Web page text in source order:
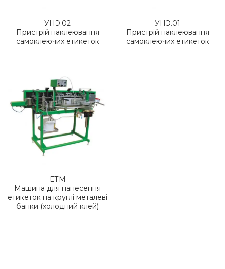
УНЭ.02
Пристрій наклеювання
самоклеючих етикеток
УНЭ.01
Пристрій наклеювання
самоклеючих етикеток
ЕТМ
Машина для нанесення
етикеток на круглі металеві
банки (холодний клей)